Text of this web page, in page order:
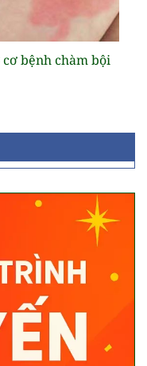
bệnh chàm bội